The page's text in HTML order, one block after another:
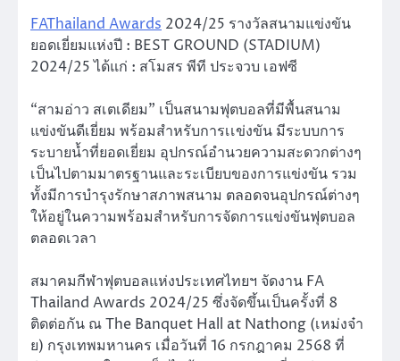
FAThailand Awards 2024/25 รางวัลสนามแข่งขัน
ยอดเยี่ยมแห่งปี : BEST GROUND (STADIUM)
2024/25 ได้แก่ : สโมสร พีที ประจวบ เอฟซี
“สามอ่าว สเตเดียม” เป็นสนามฟุตบอลที่มีพื้นสนาม
แข่งขันดีเยี่ยม พร้อมสำหรับการเเข่งขัน มีระบบการ
ระบายน้ำที่ยอดเยี่ยม อุปกรณ์อำนวยความสะดวกต่างๆ
เป็นไปตามมาตรฐานและระเบียบของการแข่งขัน รวม
ทั้งมีการบำรุงรักษาสภาพสนาม ตลอดจนอุปกรณ์ต่างๆ
ให้อยู่ในความพร้อมสำหรับการจัดการแข่งขันฟุตบอล
ตลอดเวลา
สมาคมกีฬาฟุตบอลแห่งประเทศไทยฯ จัดงาน FA
Thailand Awards 2024/25 ซึ่งจัดขึ้นเป็นครั้งที่ 8
ติดต่อกัน ณ The Banquet Hall at Nathong (เหม่งจ๋า
ย) กรุงเทพมหานคร เมื่อวันที่ 16 กรกฎาคม 2568 ที่